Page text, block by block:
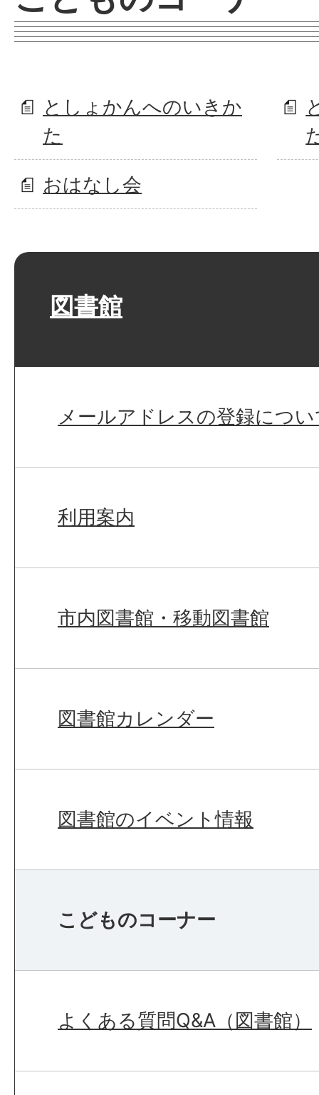
としょかんへのいきか
た
おはなし会
図書館
メールアドレスの登録につ
利用案内
市内図書館・移動図書館
図書館カレンダー
図書館のイベント情報
こどものコーナー
よくある質問Q&A（図書館）